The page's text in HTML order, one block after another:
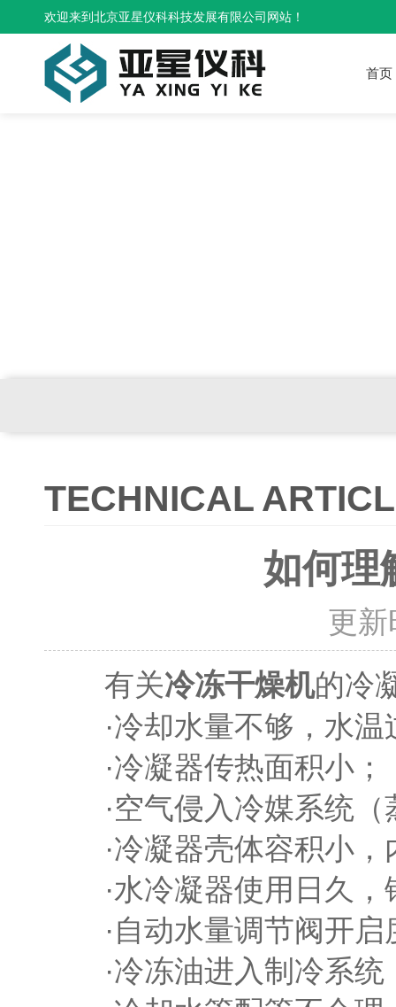
欢迎来到北京亚星仪科科技发展有限公司网站！
首页
TECHNICAL
如何理
更新
有关冷冻干燥机的冷
·冷却水量不够，水温
·冷凝器传热面积小；
·空气侵入冷媒系统（
·冷凝器壳体容积小，
·水冷凝器使用日久，
·自动水量调节阀开启
·冷冻油进入制冷系统